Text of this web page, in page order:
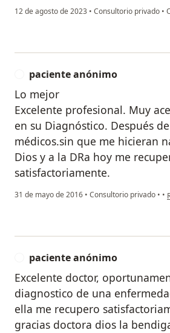
12 de agosto de 2023 • Consultorio privado •
paciente anónimo
Lo mejor
Excelente profesional. Muy
en su Diagnóstico. Después
médicos.sin que me hicieran
Dios y a la DRa hoy me
satisfactoriamente.
31 de mayo de 2016 • Consultorio privado • •
paciente anónimo
Excelente doctor,
diagnostico de una
ella me recupero
gracias doctora dios la